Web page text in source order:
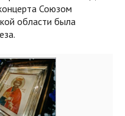
Союзом
области была